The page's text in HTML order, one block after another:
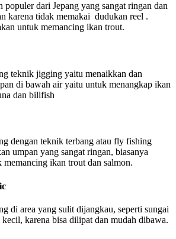
populer dari Jepang yang sangat ringan dan
karena tidak memakai dudukan reel .
untuk memancing ikan trout.
teknik jigging yaitu menaikkan dan
di bawah air yaitu untuk menangkap ikan
dan billfish
dengan teknik terbang atau fly fishing
umpan yang sangat ringan, biasanya
memancing ikan trout dan salmon.
di area yang sulit dijangkau, seperti sungai
karena bisa dilipat dan mudah dibawa.